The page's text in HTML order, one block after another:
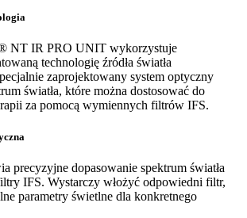
NT IR PRO UNIT wykorzystuje
technologię źródła światła
zaprojektowany system optyczny
światła, które można dostosować do
za pomocą wymiennych filtrów IFS.
precyzyjne dopasowanie spektrum światła
IFS. Wystarczy włożyć odpowiedni filtr,
parametry świetlne dla konkretnego